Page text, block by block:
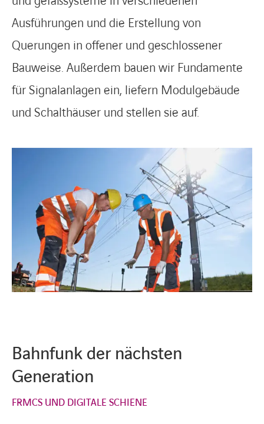
Ausführungen und die Erstellung von
Querungen in offener und geschlossener
Bauweise. Außerdem bauen wir Fundamente
für Signalanlagen ein, liefern Modulgebäude
und Schalthäuser und stellen sie auf.
Bahnfunk der nächsten
Generation
FRMCS UND DIGITALE SCHIENE